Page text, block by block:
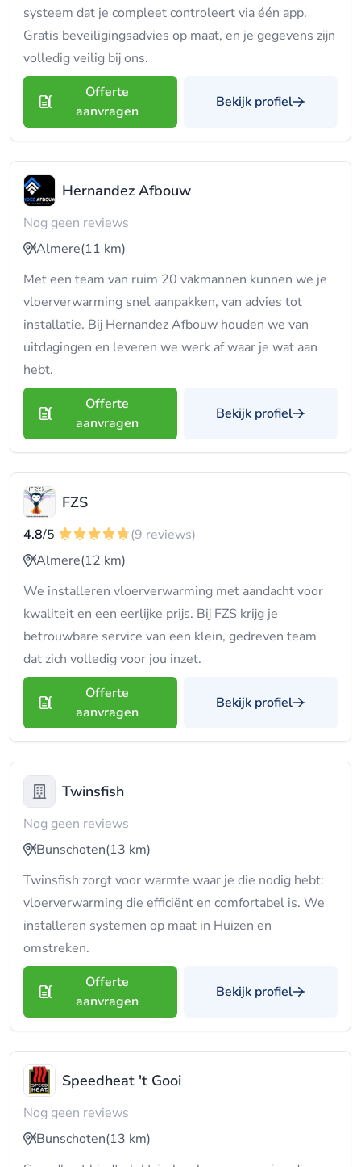
systeem dat je compleet controleert via één app.
Gratis beveiligingsadvies op maat, en je gegevens zijn
volledig veilig bij ons.
Offerte
aanvragen
Bekijk profiel
Hernandez Afbouw
Nog geen reviews
Almere(11 km)
Met een team van ruim 20 vakmannen kunnen we je
vloerverwarming snel aanpakken, van advies tot
installatie. Bij Hernandez Afbouw houden we van
uitdagingen en leveren we werk af waar je wat aan
hebt.
Offerte
aanvragen
Bekijk profiel
FZS
4.8/5
(9 reviews)
Almere(12 km)
We installeren vloerverwarming met aandacht voor
kwaliteit en een eerlijke prijs. Bij FZS krijg je
betrouwbare service van een klein, gedreven team
dat zich volledig voor jou inzet.
Offerte
aanvragen
Bekijk profiel
Twinsfish
Nog geen reviews
Bunschoten(13 km)
Twinsfish zorgt voor warmte waar je die nodig hebt:
vloerverwarming die efficiënt en comfortabel is. We
installeren systemen op maat in Huizen en
omstreken.
Offerte
aanvragen
Bekijk profiel
Speedheat 't Gooi
Nog geen reviews
Bunschoten(13 km)